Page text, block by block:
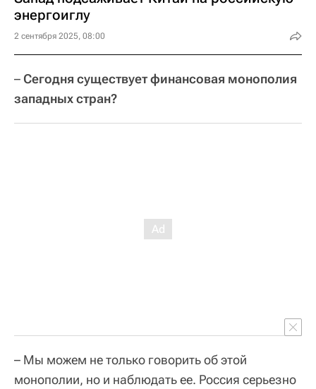
энергоиглу
2 сентября 2025, 08:00
– Сегодня существует финансовая монополия
западных стран?
– Мы можем не только говорить об этой
монополии, но и наблюдать ее. Россия серьезно